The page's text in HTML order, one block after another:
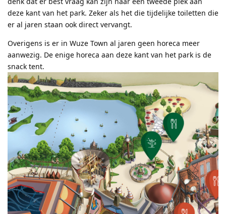
deze kant van het park. Zeker als het die tijdelijke toiletten die
er al jaren staan ook direct vervangt.
Overigens is er in Wuze Town al jaren geen horeca meer
aanwezig. De enige horeca aan deze kant van het park is de
snack tent.